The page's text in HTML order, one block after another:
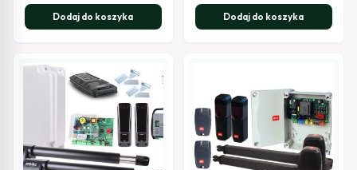
Dodaj do koszyka Dodaj do koszyka